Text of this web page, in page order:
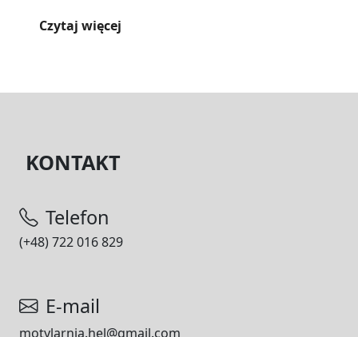
Czytaj więcej
KONTAKT
Telefon
(+48) 722 016 829
E-mail
motylarnia.hel@gmail.com